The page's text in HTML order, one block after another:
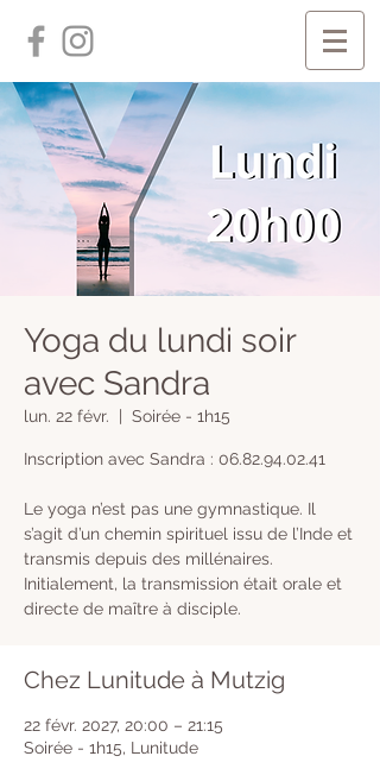
Yoga du lundi soir
avec Sandra
lun. 22 févr. Soirée - 1h15
Inscription avec Sandra : 06.82.94.02.41
Le yoga n’est pas une gymnastique. Il
s’agit d’un chemin spirituel issu de l’Inde et
transmis depuis des millénaires.
Initialement, la transmission était orale et
directe de maître à disciple.
Chez Lunitude à Mutzig
22 févr. 2027, 20:00 – 21:15
Soirée - 1h15, Lunitude